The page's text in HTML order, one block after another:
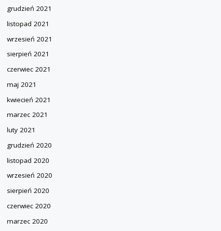
grudzień 2021
listopad 2021
wrzesień 2021
sierpień 2021
czerwiec 2021
maj 2021
kwiecień 2021
marzec 2021
luty 2021
grudzień 2020
listopad 2020
wrzesień 2020
sierpień 2020
czerwiec 2020
marzec 2020